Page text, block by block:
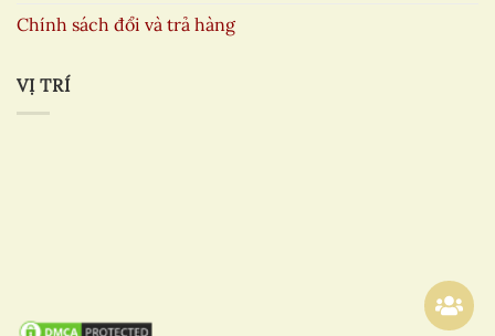
Chính sách đổi và trả hàng
VỊ TRÍ